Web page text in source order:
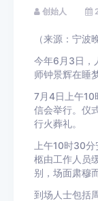
创始人
（来源：宁波
今年6月3日，
师钟景辉在睡
7月4日上午10
信会举行。仪
行火葬礼。
上午10时30
柩由工作人员
别，场面肃穆
到场人士包括